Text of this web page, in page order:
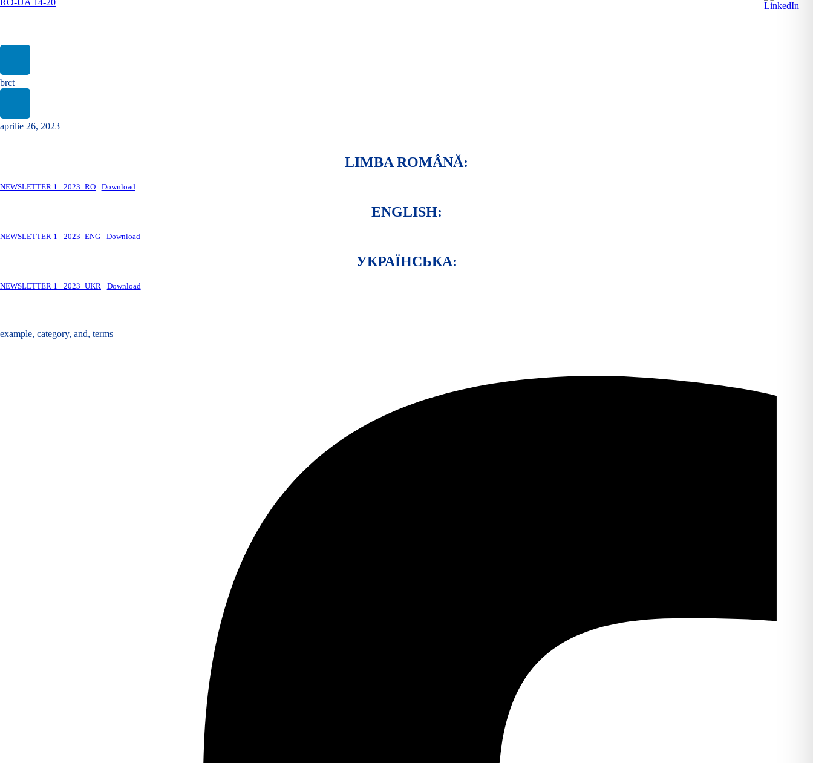
RO-UA 14-20
brct
aprilie 26, 2023
LIMBA ROMÂNĂ:
NEWSLETTER 1_ 2023_RO Download
ENGLISH:
NEWSLETTER 1_ 2023_ENG Download
УКРАЇНСЬКА:
NEWSLETTER 1_ 2023_UKR Download
example, category, and, terms